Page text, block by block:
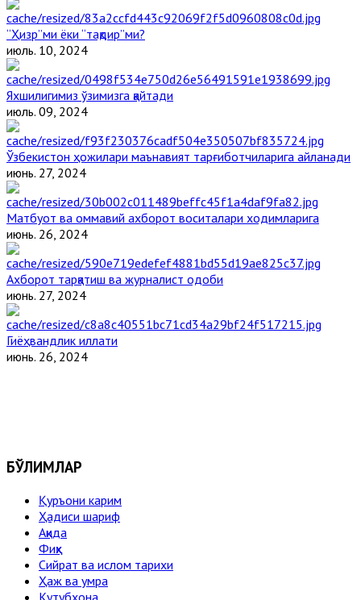
“Ҳизр”ми ёки “тақдир”ми?
июль. 10, 2024
Яхшилигимиз ўзимизга қайтади
июль. 09, 2024
Ўзбекистон ҳожилари маънавият тарғиботчиларига айланади
июнь. 27, 2024
Матбуот ва оммавий ахборот воситалари ходимларига
июнь. 26, 2024
Ахборот тарқатиш ва журналист одоби
июнь. 27, 2024
Гиёҳвандлик иллати
июнь. 26, 2024
БЎЛИМЛАР
Қуръони карим
Ҳадиси шариф
Ақида
Фиқҳ
Сийрат ва ислом тарихи
Ҳаж ва умра
Кутубхона